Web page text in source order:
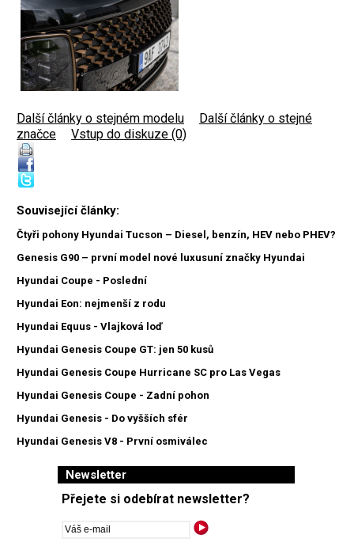
Další články o stejném modelu
Další články o stejné
značce
Vstup do diskuze (0)
Související články:
Čtyři pohony Hyundai Tucson – Diesel, benzín, HEV nebo PHEV?
Genesis G90 – první model nové luxusuní značky Hyundai
Hyundai Coupe - Poslední
Hyundai Eon: nejmenší z rodu
Hyundai Equus - Vlajková loď
Hyundai Genesis Coupe GT: jen 50 kusů
Hyundai Genesis Coupe Hurricane SC pro Las Vegas
Hyundai Genesis Coupe - Zadní pohon
Hyundai Genesis - Do vyšších sfér
Hyundai Genesis V8 - První osmiválec
Newsletter
Přejete si odebírat newsletter?